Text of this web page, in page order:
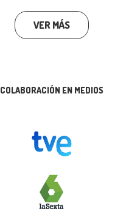
VER MÁS
COLABORACIÓN EN MEDIOS